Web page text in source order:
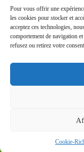
Pour vous offrir une
les cookies pour stocker et
acceptez ces technologies,
comportement de navigation
refusez ou retirez votre
Cookie-